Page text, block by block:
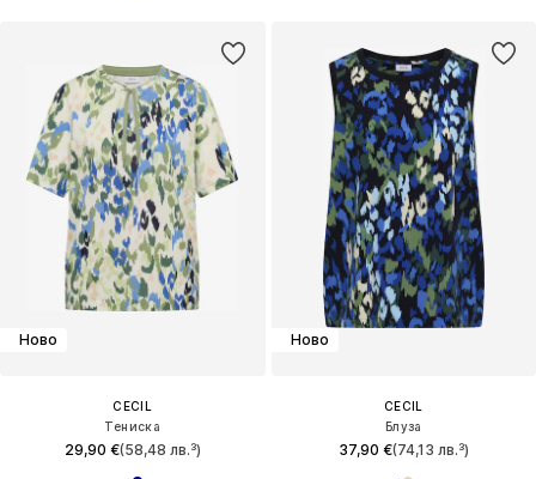
Ново
CECIL
Тениска
29,90 €(58,48 лв.³)
Ново
CECIL
Блуза
37,90 €(74,13 лв.³)